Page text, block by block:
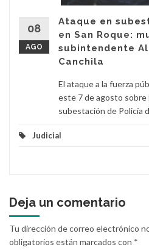
08
AGO
Ataque en
en San Roque:
subintendente
Canchila
El ataque a la fuerza
este 7 de agosto sobre
subestación de Policía
Judicial
Deja un comentario
Tu dirección de correo electrónico
obligatorios están marcados con *